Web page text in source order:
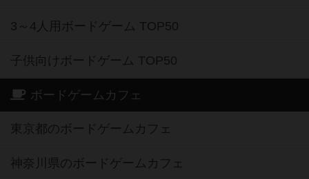
3～4人用ボードゲーム TOP50
子供向けボードゲーム TOP50
ボードゲームカフェ
東京都のボードゲームカフェ
神奈川県のボードゲームカフェ